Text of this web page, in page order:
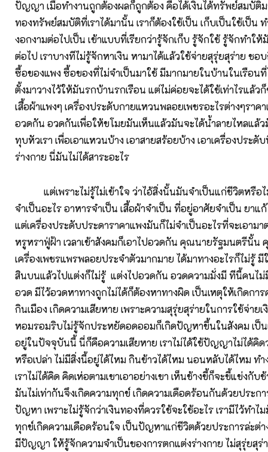
ปัญญา เมื่อทำงานถูกต้องผลก็ถูกต้อง คือได้เงินได้ทรัพย์สมบัติม
ทองทรัพย์สมบัติที่เราได้มานั้น เราก็ต้องใช้เป็น เก็บเป็นใช้เป็น
งอกงามต่อไปเป็น เข้าแบบที่เรียกว่ารู้จักเก็บ รู้จักใช้ รู้จักทำใ
ต่อไป เราบางทีไม่รู้จักหาเงิน หามาได้แล้วใช้จ่ายสุรุ่ยสุร่าย ช
ซื้อของแพง ซื้อของที่ไม่จำเป็นมาใช้ มีมากมายในบ้านในเรือนที่
ตั้งมาวางไว้ให้มันรกบ้านรกเรือน แต่ไม่ค่อยจะได้ใช้เท่าไรแล้
เสื้อผ้าแพงๆ เครื่องประดับกายแหวนพลอยเพชรอะไรต่างๆราค
อวดกัน อวดกันเพื่อให้ขโมยมันเห็นแล้วมันจะได้น้ำลายไหลแล้ว
ทุบหัวเรา เพื่อเอาแหวนบ้าง เอาสายสร้อยบ้าง เอาเครื่องประดั
ร่างกาย นี่มันไม่ได้สาระอะไร
แต่เพราะไม่รู้ไม่เข้าใจ ว่าไอ้สิ่งนั้นมันจำเป็นแก่ชีวิตหรือไ
จำเป็นอะไร อาหารจำเป็น เสื้อผ้าจำเป็น ที่อยู่อาศัยจำเป็น ยาแ
แต่เครื่องประดับประดาราคาแพงมันก็ไม่จำเป็นอะไรที่จะเอาม
หรูหราฟู่ฝ้า เวลาเข้าสังคมก็เอาไปอวดกัน คุณนายรัฐมนตรีนั้
เครื่องเพชรแพรพลอยประจำตัวมากมาย ได้มาทางอะไรก็ไม่รู้ มี
สินบนแล้วไปแต่งก็ไม่รู้ แต่งไปอวดกัน อวดความมั่งมี ทีนี้คนไม่
อวด มีไว้อวดหาทางถูกไม่ได้ก็ต้องหาทางผิด เป็นเหตุให้เกิดก
กินเมือง เกิดความเสียหาย เพราะความสุรุ่ยสุร่ายในการใช้จ่าย
หอมรอมริบไม่รู้จักประหยัดอดออมก็เกิดปัญหาขึ้นในสังคม เป็
อยู่ในปัจจุบันนี้ นี่ก็คือความเสียหาย เราไม่ได้ใช้ปัญญาไม่ได้คิด
หรือเปล่า ไม่มีสิ่งนี้อยู่ได้ไหม กินข้าวได้ไหม นอนหลับได้ไหม ทำ
เราไม่ได้คิด คิดเห่อตามเขาเอาอย่างเขา เห็นช้างขี้ก็จะขี้แข่งกับ
มันไม่เท่ากันจึงเกิดความทุกข์ เกิดความเดือดร้อนกันด้วยประก
ปัญหา เพราะไม่รู้จักว่าเงินทองที่ควรใช้จะใช้อะไร เรามีไว้ทำไ
ทุกข์เกิดความเดือดร้อนใจ เป็นปัญหาแก่ชีวิตด้วยประการล่ะต่
มีปัญญา ให้รู้จักความจำเป็นของการตกแต่งร่างกาย ไม่สุรุ่ยสุร่